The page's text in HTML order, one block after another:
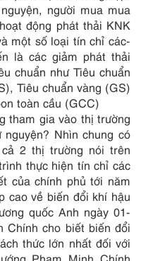
người mua mua
động phát thải KNK
một số loại tín chỉ các-
là các giảm phát thải
chuẩn như Tiêu chuẩn
Tiêu chuẩn vàng (GS)
toàn cầu (GCC)
tham gia vào thị trường
Nhìn chung có
2 thị trường nói trên
thực hiện tín chỉ các
của chính phủ tới năm
cao về biến đổi khí hậu
quốc Anh ngày 01-
Chính cho biết biến đổi
thức lớn nhất đối với